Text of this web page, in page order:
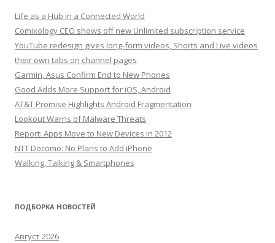
Life as a Hub in a Connected World
Comixology CEO shows off new Unlimited subscription service
YouTube redesign gives long-form videos, Shorts and Live videos
their own tabs on channel pages
Garmin, Asus Confirm End to New Phones
Good Adds More Support for iOS, Android
AT&T Promise Highlights Android Fragmentation
Lookout Warns of Malware Threats
Report: Apps Move to New Devices in 2012
NTT Docomo: No Plans to Add iPhone
Walking, Talking & Smartphones
ПОДБОРКА НОВОСТЕЙ
Август 2026